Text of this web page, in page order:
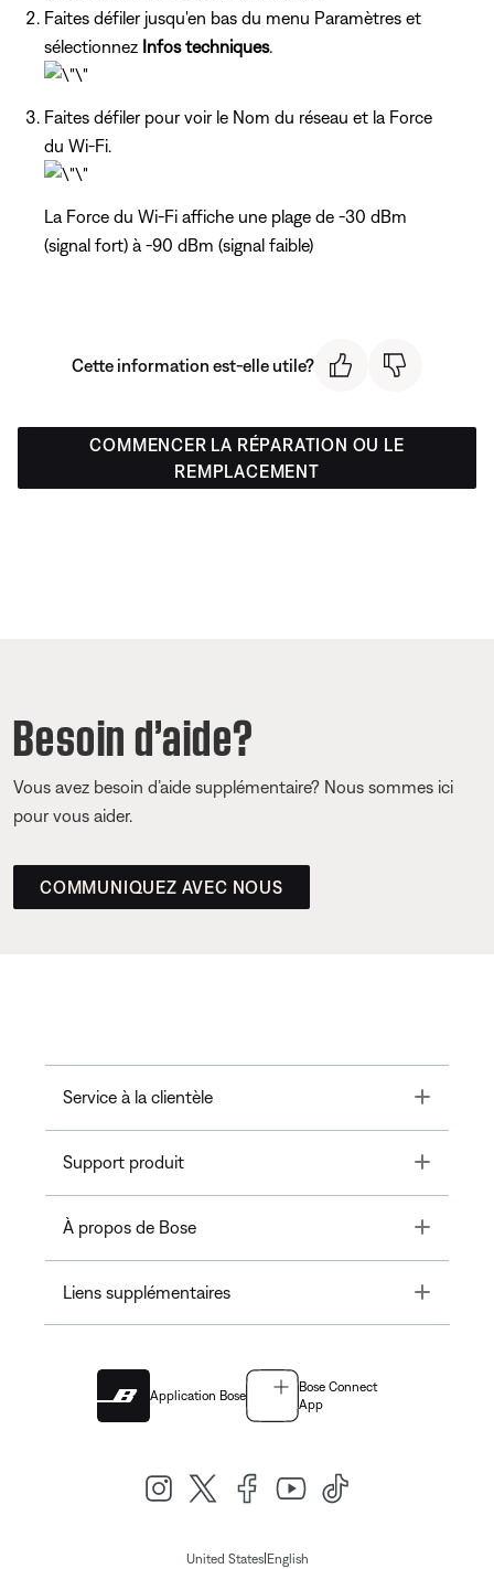
Faites défiler jusqu'en bas du menu Paramètres et
sélectionnez Infos techniques.
Faites défiler pour voir le Nom du réseau et la Force
du Wi-Fi.
La Force du Wi-Fi affiche une plage de -30 dBm
(signal fort) à -90 dBm (signal faible)
Cette information est-elle utile?
COMMENCER LA RÉPARATION OU LE
REMPLACEMENT
Besoin d’aide?
Vous avez besoin d’aide supplémentaire? Nous sommes ici
pour vous aider.
COMMUNIQUEZ AVEC NOUS
Service à la clientèle Toggle
Support produit Toggle
À propos de Bose Toggle
Liens supplémentaires Toggle
Application Bose
Bose Connect
App
United States| English